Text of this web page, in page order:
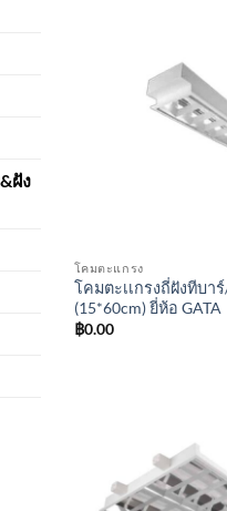
ฝัง
โคมตะแกรง
โคมตะเเกรงถี่ฝังทีบา
(15*60cm) ยี่ห้อ GATA
฿0.00